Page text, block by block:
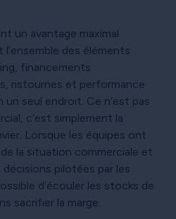
un avantage maximal
l’ensemble des éléments
financements
ristournes et performance
seul endroit. Ce n’est pas
c’est simplement la
Lorsque les équipes ont
la situation commerciale et
pilotées par les
d’écouler les stocks de
sacrifier la marge.